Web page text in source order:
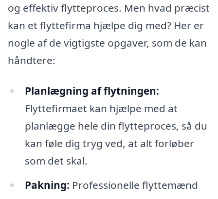
og effektiv flytteproces. Men hvad præcist
kan et flyttefirma hjælpe dig med? Her er
nogle af de vigtigste opgaver, som de kan
håndtere:
Planlægning af flytningen:
Flyttefirmaet kan hjælpe med at
planlægge hele din flytteproces, så du
kan føle dig tryg ved, at alt forløber
som det skal.
Pakning: Professionelle flyttemænd